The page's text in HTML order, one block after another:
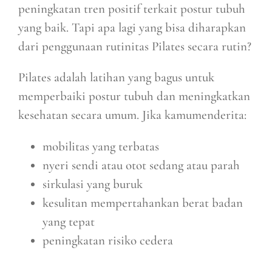
peningkatan tren positif terkait postur tubuh
yang baik. Tapi apa lagi yang bisa diharapkan
dari penggunaan rutinitas Pilates secara rutin?
Pilates adalah latihan yang bagus untuk
memperbaiki postur tubuh dan meningkatkan
kesehatan secara umum. Jika kamumenderita:
mobilitas yang terbatas
nyeri sendi atau otot sedang atau parah
sirkulasi yang buruk
kesulitan mempertahankan berat badan
yang tepat
peningkatan risiko cedera